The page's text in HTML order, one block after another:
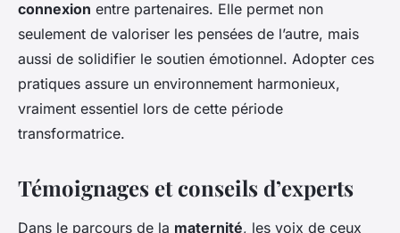
connexion entre partenaires. Elle permet non
seulement de valoriser les pensées de l’autre, mais
aussi de solidifier le soutien émotionnel. Adopter ces
pratiques assure un environnement harmonieux,
vraiment essentiel lors de cette période
transformatrice.
Témoignages et conseils d’experts
Dans le parcours de la maternité, les voix de ceux